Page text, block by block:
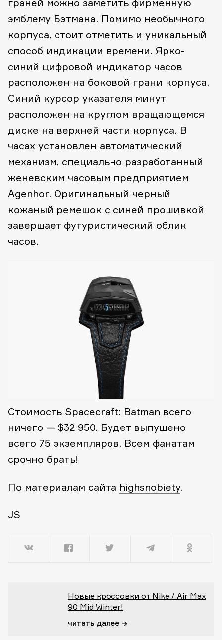
граней можно заметить фирменную
эмблему Бэтмана. Помимо необычного
корпуса, стоит отметить и уникальный
способ индикации времени. Ярко-
синий цифровой индикатор часов
расположен на боковой грани корпуса.
Синий курсор указателя минут
расположен на круглом вращающемся
диске на верхней части корпуса. В
часах установлен автоматический
механизм, специально разработанный
женевским часовым предприятием
Agenhor. Оригинальный черный
кожаный ремешок с синей прошивкой
завершает футуристический облик
часов.
Стоимость Spacecraft: Batman всего
ничего — $32 950. Будет выпущено
всего 75 экземпляров. Всем фанатам
срочно брать!
По материалам сайта highsnobiety.
JS
Новые кроссовки от Nike / Air Max
90 Mid Winter!
читать далее →